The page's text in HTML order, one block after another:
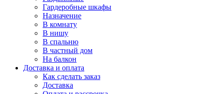
Гардеробные шкафы
Назначение
В комнату
В нишу
В спальню
В частный дом
На балкон
Доставка и оплата
Как сделать заказ
Доставка